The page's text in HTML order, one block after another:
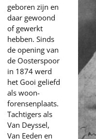
geboren zijn en
daar gewoond
of gewerkt
hebben. Sinds
de opening van
de Oosterspoor
in 1874 werd
het Gooi geliefd
als woon-
forensenplaats.
Tachtigers als
Van Deyssel,
Van Eeden en